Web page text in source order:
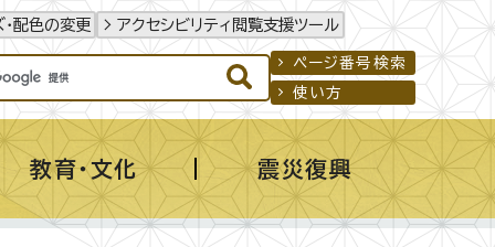
配色の変更 アクセシビリティ閲覧支援ツール
ページ番号検索
使い方
教育・文化 震災復興